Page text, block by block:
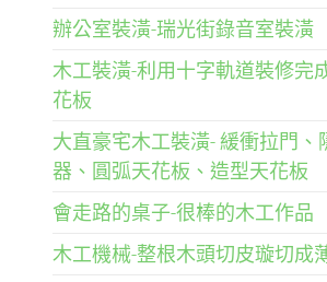
辦公室裝潢-瑞光街錄音室裝潢
木工裝潢-利用十字軌道裝修完
花板
大直豪宅木工裝潢- 緩衝拉門、
器、圓弧天花板、造型天花板
會走路的桌子-很棒的木工作品
木工機械-整根木頭切皮璇切成